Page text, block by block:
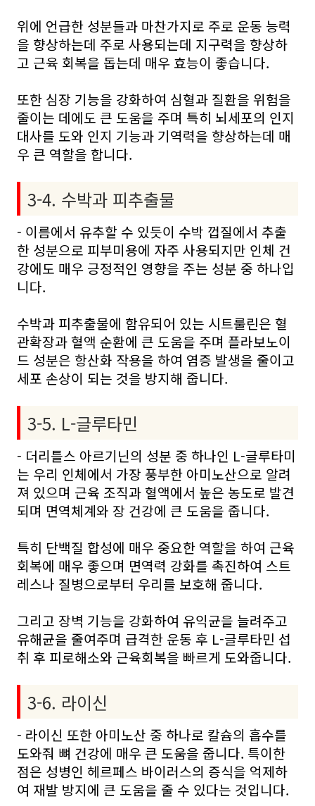
위에 언급한 성분들과 마찬가지로 주로 운동 능력
을 향상하는데 주로 사용되는데 지구력을 향상하
고 근육 회복을 돕는데 매우 효능이 좋습니다.
또한 심장 기능을 강화하여 심혈과 질환을 위험을
줄이는 데에도 큰 도움을 주며 특히 뇌세포의 인지
대사를 도와 인지 기능과 기역력을 향상하는데 매
우 큰 역할을 합니다.
3-4. 수박과 피추출물
- 이름에서 유추할 수 있듯이 수박 껍질에서 추출
한 성분으로 피부미용에 자주 사용되지만 인체 건
강에도 매우 긍정적인 영향을 주는 성분 중 하나입
니다.
수박과 피추출물에 함유되어 있는 시트룰린은 혈
관확장과 혈액 순환에 큰 도움을 주며 플라보노이
드 성분은 항산화 작용을 하여 염증 발생을 줄이고
세포 손상이 되는 것을 방지해 줍니다.
3-5. L-글루타민
- 더리틀스 아르기닌의 성분 중 하나인 L-글루타미
는 우리 인체에서 가장 풍부한 아미노산으로 알려
져 있으며 근육 조직과 혈액에서 높은 농도로 발견
되며 면역체계와 장 건강에 큰 도움을 줍니다.
특히 단백질 합성에 매우 중요한 역할을 하여 근육
회복에 매우 좋으며 면역력 강화를 촉진하여 스트
레스나 질병으로부터 우리를 보호해 줍니다.
그리고 장벽 기능을 강화하여 유익균을 늘려주고
유해균을 줄여주며 급격한 운동 후 L-글루타민 섭
취 후 피로해소와 근육회복을 빠르게 도와줍니다.
3-6. 라이신
- 라이신 또한 아미노산 중 하나로 칼슘의 흡수를
도와줘 뼈 건강에 매우 큰 도움을 줍니다. 특이한
점은 성병인 헤르페스 바이러스의 증식을 억제하
여 재발 방지에 큰 도움을 줄 수 있다는 것입니다.